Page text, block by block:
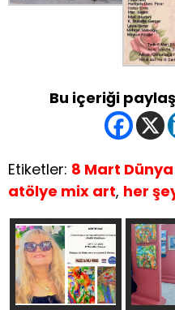
Bu içeriği
Etiketler: 8 Mart
atölye mix art, her